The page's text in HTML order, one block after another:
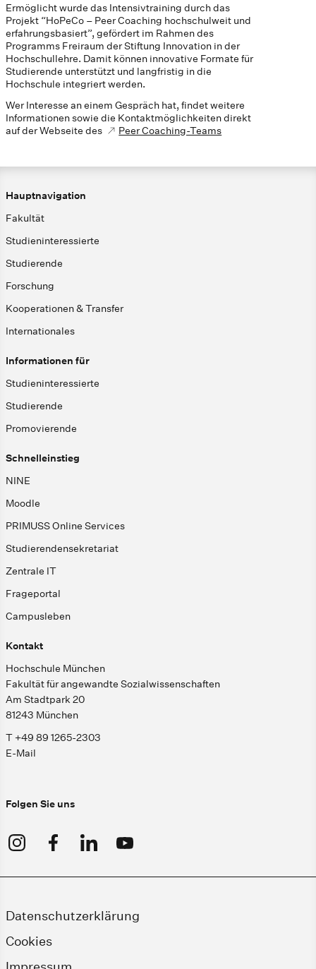
Ermöglicht wurde das Intensivtraining durch das
Projekt “HoPeCo – Peer Coaching hochschulweit und
erfahrungsbasiert”, gefördert im Rahmen des
Programms Freiraum der Stiftung Innovation in der
Hochschullehre. Damit können innovative Formate für
Studierende unterstützt und langfristig in die
Hochschule integriert werden.
Wer Interesse an einem Gespräch hat, findet weitere
Informationen sowie die Kontaktmöglichkeiten direkt
auf der Webseite des
Peer Coaching-Teams
Hauptnavigation
Fakultät
Studieninteressierte
Studierende
Forschung
Kooperationen & Transfer
Internationales
Informationen für
Studieninteressierte
Studierende
Promovierende
Schnelleinstieg
NINE
Moodle
PRIMUSS Online Services
Studierendensekretariat
Zentrale IT
Frageportal
Campusleben
Kontakt
Hochschule München
Fakultät für angewandte Sozialwissenschaften
Am Stadtpark 20
81243 München
T +49 89 1265-2303
E-Mail
Folgen Sie uns
Datenschutzerklärung
Cookies